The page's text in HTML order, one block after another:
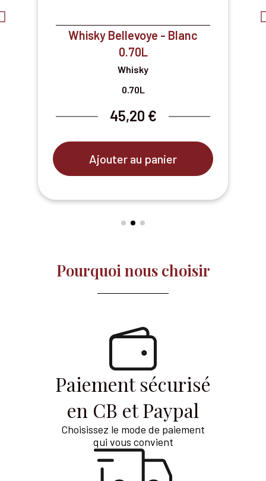
Whisky Bellevoye - Blanc
0.70L
Whisky
0.70L
45,20 €
Ajouter au panier
Pourquoi nous choisir​
Paiement sécurisé
en CB et Paypal
Choisissez le mode de paiement
qui vous convient